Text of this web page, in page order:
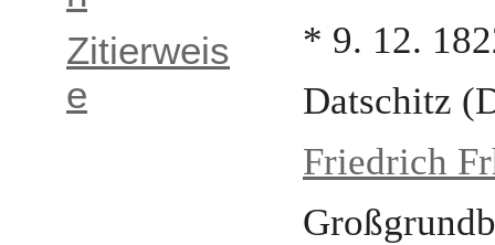
Zitierweis
e
* 9. 12.
Datschitz
Friedrich